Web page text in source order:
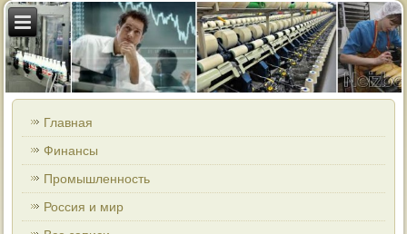
Главная
Финансы
Промышленность
Россия и мир